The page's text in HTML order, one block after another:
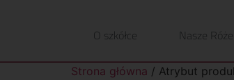
O szkółce Nasze Róże
Strona główna / Atrybut